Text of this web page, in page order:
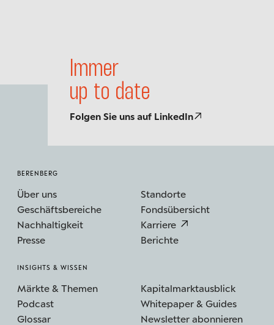
Immer
up to date
Folgen Sie uns auf LinkedIn
BERENBERG
Über uns
Standorte
Geschäftsbereiche
Fondsübersicht
Nachhaltigkeit
Karriere
Presse
Berichte
INSIGHTS & WISSEN
Märkte & Themen
Kapitalmarktausblick
Podcast
Whitepaper & Guides
Glossar
Newsletter abonnieren